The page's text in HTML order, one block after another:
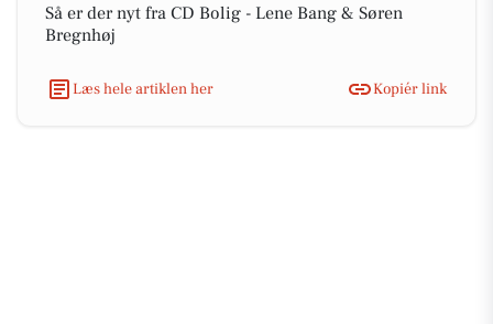
Så er der nyt fra CD Bolig - Lene Bang & Søren
Bregnhøj
Læs hele artiklen her Kopiér link